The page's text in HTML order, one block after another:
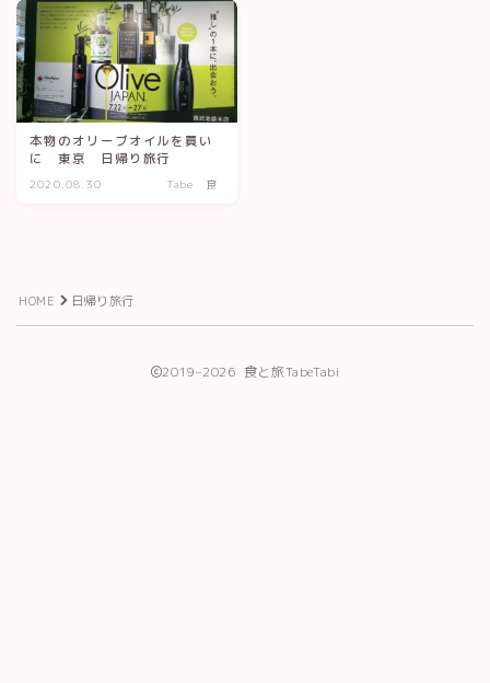
デモプリセット記事 #4
デモプリセット記事 #5
デモプリセット記事 #7
プライバシーポリシー
プライバシーポリシー
プロフィールと主な仕事の実績
体質診断テスト
利用規約／特定商取引法に基づく表記
特定商取引法に基づく表記
本物のオリーブオイルを買い
に 東京 日帰り旅行
2020.08.30 Tabe 食
HOME 日帰り旅行
2019–2026 食と旅TabeTabi